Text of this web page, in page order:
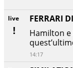
live
FERRARI
Hamilton
14:17